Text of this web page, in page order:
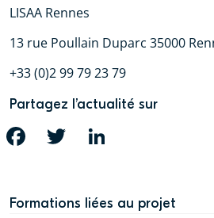
LISAA Rennes
13 rue Poullain Duparc 35000
+33 (0)2 99 79 23 79
Partagez l’actualité sur
FACEBOOK TWITTER
Formations liées au projet